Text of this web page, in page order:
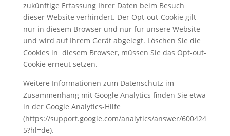
zukünftige Erfassung Ihrer Daten beim Besuch
dieser Website verhindert. Der Opt-out-Cookie gilt
nur in diesem Browser und nur für unsere Website
und wird auf Ihrem Gerät abgelegt. Löschen Sie die
Cookies in diesem Browser, müssen Sie das Opt-out-
Cookie erneut setzen.
Weitere Informationen zum Datenschutz im
Zusammenhang mit Google Analytics finden Sie etwa
in der Google Analytics-Hilfe
(https://support.google.com/analytics/answer/600424
5?hl=de).